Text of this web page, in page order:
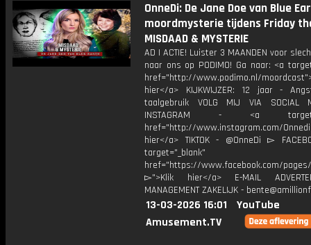
OnneDi: De Jane Doe van Blue
moordmysterie tijdens Friday
MISDAAD & MYSTERIE
AD | ACTIE! Luister 3 MAANDEN voor
naar ons op PODIMO! Ga naar: <a
href="http://www.podimo.nl/
hier</a> KIJKWIJZER: 12 jaar -
taalgebruik VOLG MIJ VIA SOCIAL
INSTAGRAM - <a
href="http://www.instagram.com/
hier</a> TIKTOK - @OnneDi ▻
target="_blank"
href="https://www.facebook.com/pages/
▻">Klik hier</a> E-MAIL
MANAGEMENT ZAKELIJK -
13-03-2026 16:01
YouTube
Amusement.TV